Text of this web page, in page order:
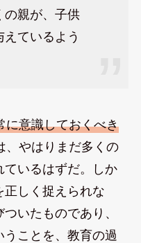
の親が、子供
ているよう
に意識しておくべき
、やはりまだ多くの
ているはずだ。しか
正しく捉えられな
いたものであり、
ことを、教育の過